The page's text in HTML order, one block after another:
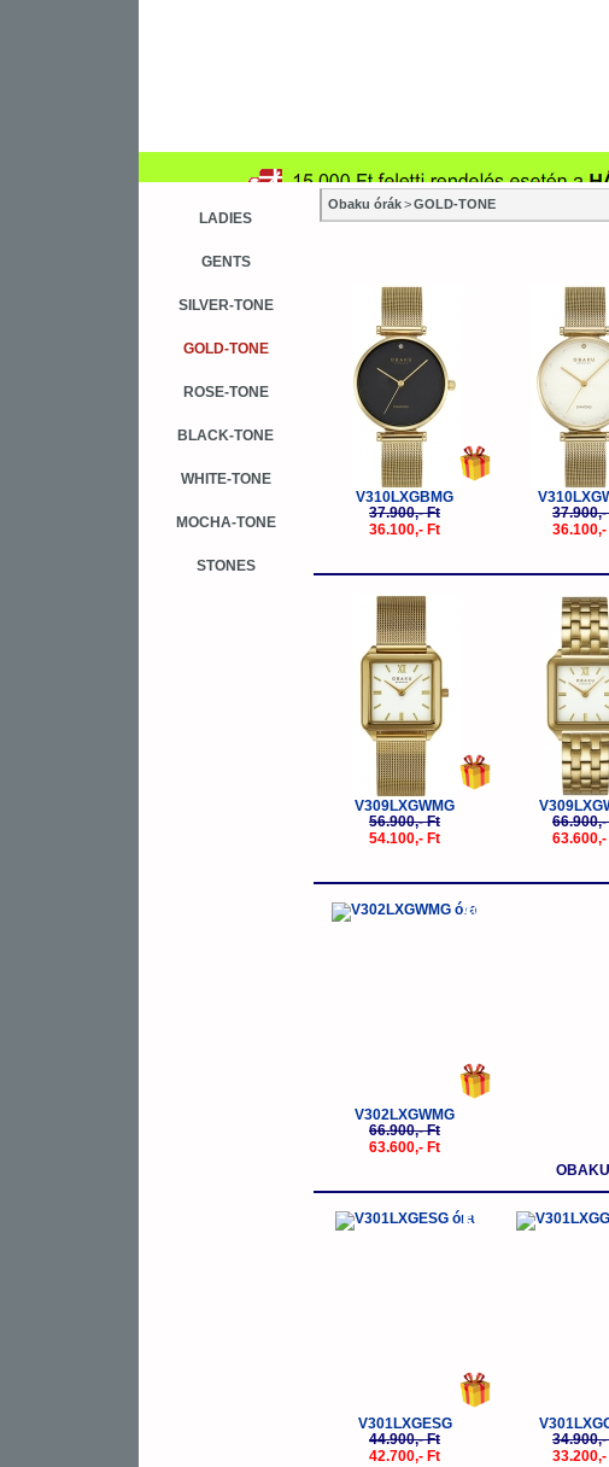
LADIES
GENTS
SILVER-TONE
GOLD-TONE
ROSE-TONE
BLACK-TONE
WHITE-TONE
MOCHA-TONE
STONES
Obaku órák > GOLD-TONE
V310LXGBMG
37.900,- Ft
36.100,- Ft
37.900,-
36.100,-
V309LXGWMG
56.900,- Ft
54.100,- Ft
66.900,-
63.600,-
-5%
V302LXGWMG
66.900,- Ft
63.600,- Ft
-5%
V301LXGESG
44.900,- Ft
42.700,- Ft
34.900,-
33.200,-